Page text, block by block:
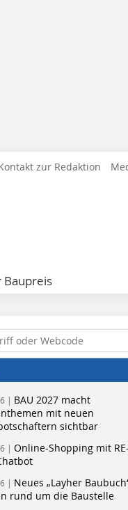
zur Redaktion
Baupreis
| BAU 2027 macht
mit neuen
sichtbar
| Online-Shopping mit RE-
| Neues „Layher
rund um die Baustelle